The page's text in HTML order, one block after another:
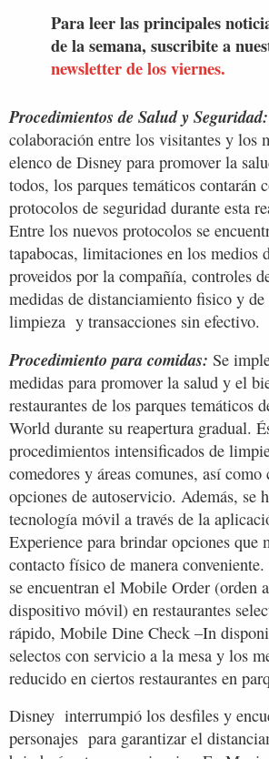
Para leer las principales
de la semana, suscribite a
newsletter de los viernes.
Procedimientos de Salud y Seguridad:
colaboración entre los visitantes y los
elenco de Disney para promover la
todos, los parques temáticos contarán
protocolos de seguridad durante esta
Entre los nuevos protocolos se
tapabocas, limitaciones en los medios
proveidos por la compañía, controles
medidas de distanciamiento fisico y de
limpieza y transacciones sin efectivo.
Procedimiento para comidas: Se
medidas para promover la salud y el
restaurantes de los parques temáticos
World durante su reapertura gradual.
procedimientos intensificados de
comedores y áreas comunes, así como
opciones de autoservicio. Además, se
tecnología móvil a través de la
Experience para brindar opciones que
contacto físico de manera
se encuentran el Mobile Order (orden
dispositivo móvil) en restaurantes
rápido, Mobile Dine Check –In
selectos con servicio a la mesa y los
reducido en ciertos restaurantes en
Disney interrumpió los desfiles y
personajes para garantizar el